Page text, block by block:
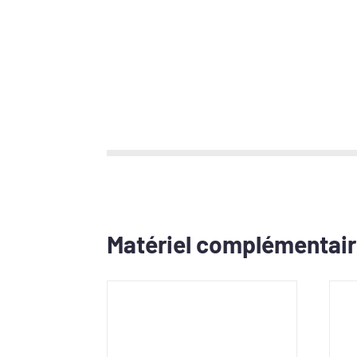
Matériel